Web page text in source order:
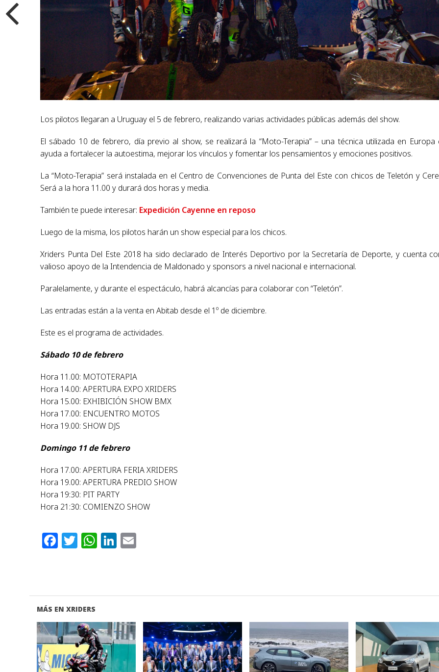
Los pilotos llegaran a Uruguay el 5 de febrero, realizando varias actividades públicas además del show.
El sábado 10 de febrero, día previo al show, se realizará la “Moto-Terapia” – una técnica utilizada en Europa
ayuda a fortalecer la autoestima, mejorar los vínculos y fomentar los pensamientos y emociones positivos.
La “Moto-Terapia” será instalada en el Centro de Convenciones de Punta del Este con chicos de Teletón y
Será a la hora 11.00 y durará dos horas y media.
También te puede interesar: Expedición Cayenne en reposo
Luego de la misma, los pilotos harán un show especial para los chicos.
Xriders Punta Del Este 2018 ha sido declarado de Interés Deportivo por la Secretaría de Deporte, y cuenta
valioso apoyo de la Intendencia de Maldonado y sponsors a nivel nacional e internacional.
Paralelamente, y durante el espectáculo, habrá alcancías para colaborar con “Teletón”.
Las entradas están a la venta en Abitab desde el 1º de diciembre.
Este es el programa de actividades.
Sábado 10 de febrero
Hora 11.00: MOTOTERAPIA
Hora 14.00: APERTURA EXPO XRIDERS
Hora 15.00: EXHIBICIÓN SHOW BMX
Hora 17.00: ENCUENTRO MOTOS
Hora 19.00: SHOW DJS
Domingo 11 de febrero
Hora 17.00: APERTURA FERIA XRIDERS
Hora 19.00: APERTURA PREDIO SHOW
Hora 19:30: PIT PARTY
Hora 21:30: COMIENZO SHOW
Facebook
Twitter
WhatsApp
LinkedIn
MÁS EN XRIDERS
VER NOTA VER NOTA VER NOTA VER NOTA